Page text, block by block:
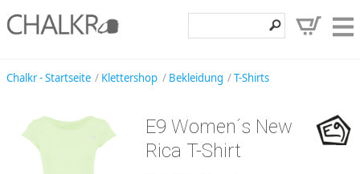
Entdecken
Chalkr - Startseite Klettershop Bekleidung T-Shirts
E9 Women´s New
Rica T-Shirt